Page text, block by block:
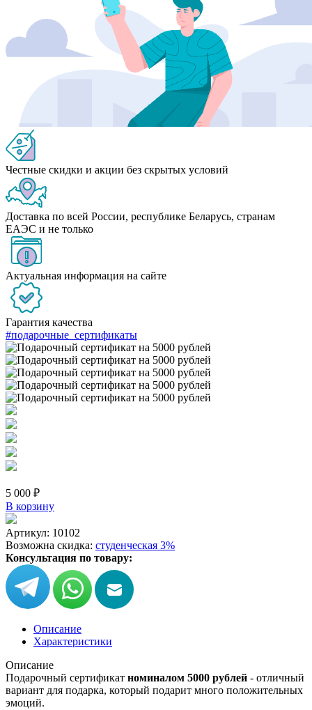
Честные скидки и акции без скрытых условий
Доставка по всей России, республике Беларусь, странам
ЕАЭС и не только
Актуальная информация на сайте
Гарантия качества
#подарочные_сертификаты
5 000 ₽
В корзину
Артикул: 10102
Возможна скидка: студенческая 3%
Консультация по товару:
Описание
Характеристики
Описание
Подарочный сертификат номиналом 5000 рублей - отличный
вариант для подарка, который подарит много положительных
эмоций.